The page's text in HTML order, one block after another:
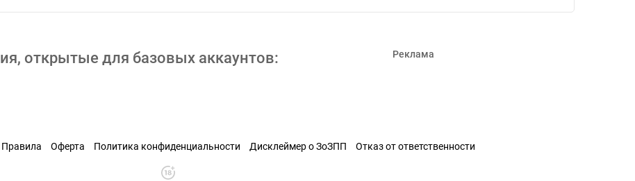
открытые для базовых аккаунтов: Реклама
Правила Оферта Политика конфиденциальности Дисклеймер о ЗоЗПП Отказ от ответственности